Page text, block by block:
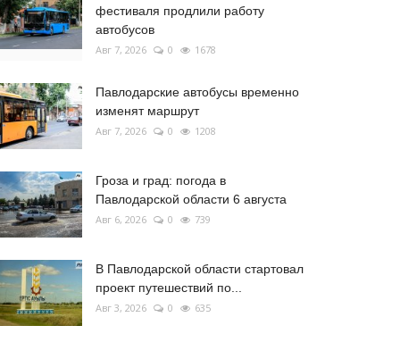
фестиваля продлили работу
автобусов
Авг 7, 2026 0 1678
Павлодарские автобусы временно
изменят маршрут
Авг 7, 2026 0 1208
Гроза и град: погода в
Павлодарской области 6 августа
Авг 6, 2026 0 739
В Павлодарской области стартовал
проект путешествий по...
Авг 3, 2026 0 635